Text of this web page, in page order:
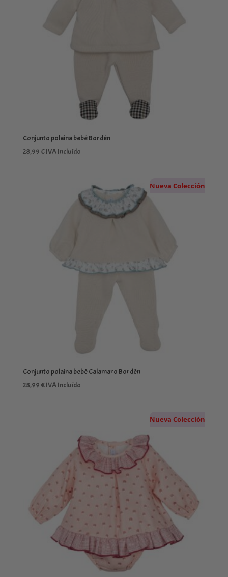
Conjunto polaina bebé Bordén
28,99€IVA Incluído
Nueva Colección
Conjunto polaina bebé Calamaro Bordén
28,99€IVA Incluído
Nueva Colección